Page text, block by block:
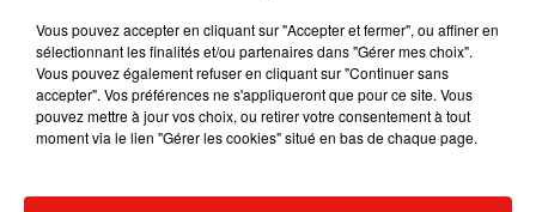
Angèle et Amélie Lens dévoilent leur
collaboration tant attendue
Vous pouvez accepter en cliquant sur "Accepter et fermer", ou affiner en
sélectionnant les finalités et/ou partenaires dans "Gérer mes choix".
Vous pouvez également refuser en cliquant sur "Continuer sans
accepter". Vos préférences ne s'appliqueront que pour ce site. Vous
pouvez mettre à jour vos choix, ou retirer votre consentement à tout
moment via le lien "Gérer les cookies" situé en bas de chaque page.